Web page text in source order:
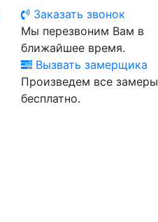
Заказать звонок
Мы перезвоним Вам в
ближайшее время.
Вызвать замерщика
Произведем все замеры
бесплатно.